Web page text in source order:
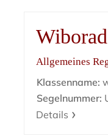
Wiborad
Allgemeines
Klassenname:
Segelnummer:
Details